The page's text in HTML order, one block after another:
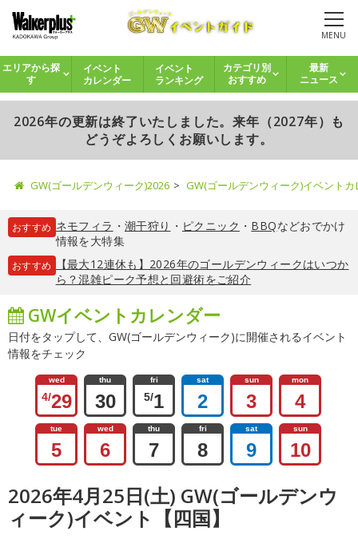
MENU
エリアから探
す
イベント
カレンダー
イベント
ランキング
カテゴリ別
おすすめ
最新
ニュース
2026年の更新は終了いたしました。来年（2027年）も
どうぞよろしくお願いします。
GW(ゴールデンウィーク)2026 GW(ゴールデンウィーク)イベント
おすすめ ネモフィラ ・ 潮干狩り ・ ピクニック ・ BBQなどおでかけ
情報を大特集
おすすめ
【最大12連休も】2026年のゴールデンウィークはいつか
ら？混雑ピーク予想と回避術をご紹介
GWイベントカレンダー
日付をタップして、GW(ゴールデンウィーク)に開催されるイベント
情報をチェック
wed
4/29
thu
30
fri
5/1
sat
2
sun
3
mon
4
tue
5
wed
6
thu
7
fri
8
sat
9
sun
10
2026年4月25日(土) GW(ゴールデンウ
ィーク)イベント【四国】